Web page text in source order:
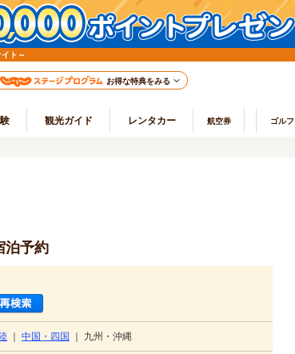
ト～
お得な特典をみる
観光ガイド レンタカー 航空券 ゴルフ
泊予約
中国・四国 九州・沖縄